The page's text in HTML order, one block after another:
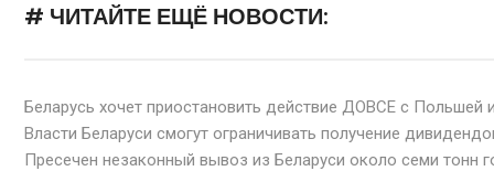
# ЧИТАЙТЕ ЕЩЁ НОВОСТИ:
Беларусь хочет приостановить действие ДОВСЕ с Польшей
Власти Беларуси смогут ограничивать получение
Пресечен незаконный вывоз из Беларуси около семи тонн
секторе Геленджика